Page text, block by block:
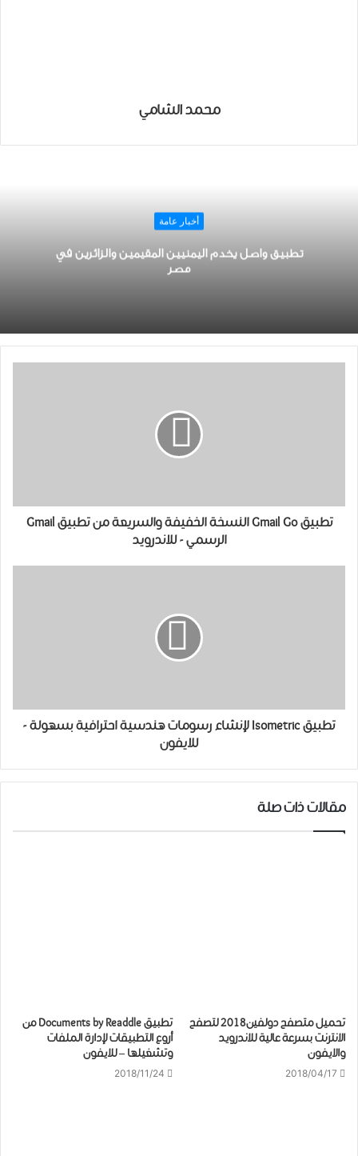
محمد الشامي
أخبار عامة
تطبيق واصل يخدم اليمنيين المقيمين والزائرين في
مصر
تطبيق Gmail Go النسخة الخفيفة والسريعة من تطبيق Gmail
الرسمي - للاندرويد
تطبيق Isometric لإنشاء رسومات هندسية احترافية بسهولة -
للايفون
مقالات ذات صلة
تحميل متصفح دولفين2018 لتصفح
الانترنت بسرعة عالية للاندرويد
والايفون
2018/04/17
تطبيق Documents by Readdle من
أروع التطبيقات لإدارة الملفات
وتشغيلها – للايفون
2018/11/24